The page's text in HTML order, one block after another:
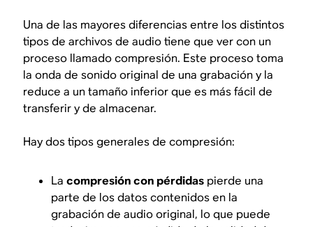
Una de las mayores diferencias entre los distintos
tipos de archivos de audio tiene que ver con un
proceso llamado compresión. Este proceso toma
la onda de sonido original de una grabación y la
reduce a un tamaño inferior que es más fácil de
transferir y de almacenar.
Hay dos tipos generales de compresión:
Lacompresión con pérdidas pierde una
parte de los datos contenidos en la
grabación de audio original, lo que puede